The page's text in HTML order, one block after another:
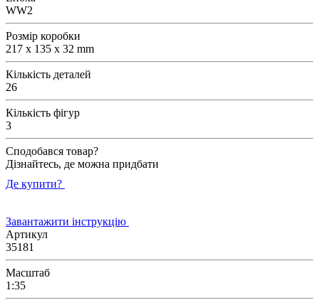
WW2
Розмір коробки
217 x 135 x 32 mm
Кількість деталей
26
Кількість фігур
3
Сподобався товар?
Дізнайтесь, де можна придбати
Де купити?
Завантажити інструкцію
Артикул
35181
Масштаб
1:35